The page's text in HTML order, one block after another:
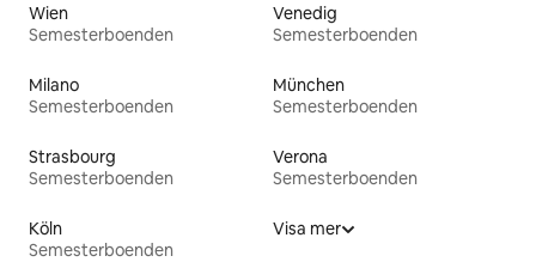
Wien
Semesterboenden
Venedig
Semesterboenden
Milano
Semesterboenden
München
Semesterboenden
Strasbourg
Semesterboenden
Verona
Semesterboenden
Köln
Semesterboenden
Visa mer